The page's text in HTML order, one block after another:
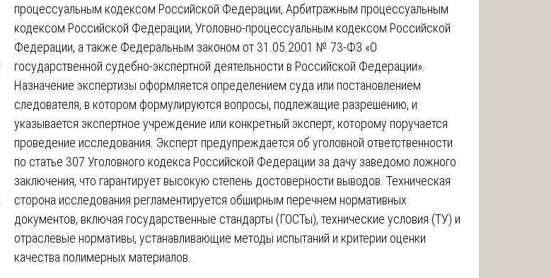
процессуальным кодексом Российской Федерации, Арбитражным процессуальным
кодексом Российской Федерации, Уголовно-процессуальным кодексом Российской
Федерации, а также Федеральным законом от 31.05.2001 № 73-ФЗ «О
государственной судебно-экспертной деятельности в Российской Федерации».
Назначение экспертизы оформляется определением суда или постановлением
следователя, в котором формулируются вопросы, подлежащие разрешению, и
указывается экспертное учреждение или конкретный эксперт, которому поручается
проведение исследования. Эксперт предупреждается об уголовной ответственности
по статье 307 Уголовного кодекса Российской Федерации за дачу заведомо ложного
заключения, что гарантирует высокую степень достоверности выводов. Техническая
сторона исследования регламентируется обширным перечнем нормативных
документов, включая государственные стандарты (ГОСТы), технические условия (ТУ) и
отраслевые нормативы, устанавливающие методы испытаний и критерии оценки
качества полимерных материалов.